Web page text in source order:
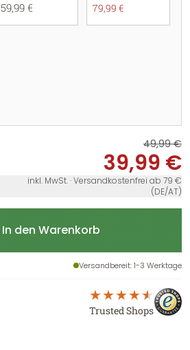
59,99 € 79,99 €
49,99 €
39,99 €
inkl. MwSt. · Versandkostenfrei ab 79 €
(DE/AT)
In den Warenkorb
Versandbereit: 1-3 Werktage
Trusted Shops